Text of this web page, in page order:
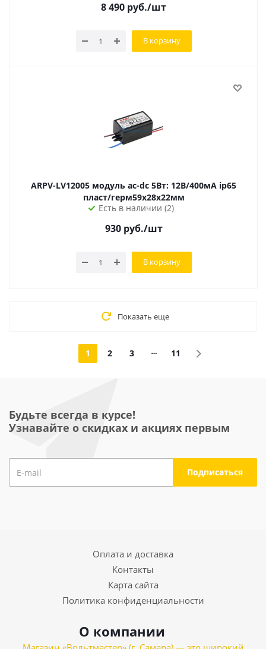
8 490 руб./шт
В корзину
ARPV-LV12005 модуль ac-dc 5Вт: 12В/400мА ip65
пласт/герм59х28х22мм
Есть в наличии (2)
930руб./шт
В корзину
Показать еще
1 2 3 11
Будьте всегда в курсе!
Узнавайте о скидках и акциях первым
Оплата и доставка
Контакты
Карта сайта
Политика конфиденциальности
О компании